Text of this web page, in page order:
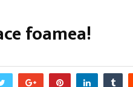
foamea!